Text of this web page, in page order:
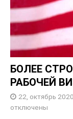
БОЛЕЕ
РАБОЧЕЙ
22, октябрь 2020
отключены